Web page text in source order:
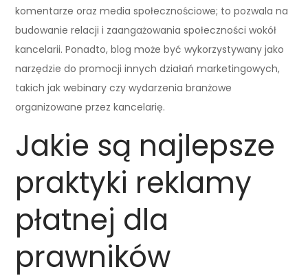
komentarze oraz media społecznościowe; to pozwala na
budowanie relacji i zaangażowania społeczności wokół
kancelarii. Ponadto, blog może być wykorzystywany jako
narzędzie do promocji innych działań marketingowych,
takich jak webinary czy wydarzenia branżowe
organizowane przez kancelarię.
Jakie są najlepsze
praktyki reklamy
płatnej dla
prawników